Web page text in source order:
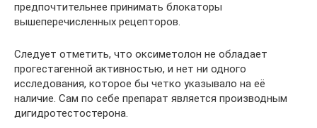
предпочтительнее принимать блокаторы
вышеперечисленных рецепторов.
Следует отметить, что оксиметолон не обладает
прогестагенной активностью, и нет ни одного
исследования, которое бы четко указывало на её
наличие. Сам по себе препарат является производным
дигидротестостерона.